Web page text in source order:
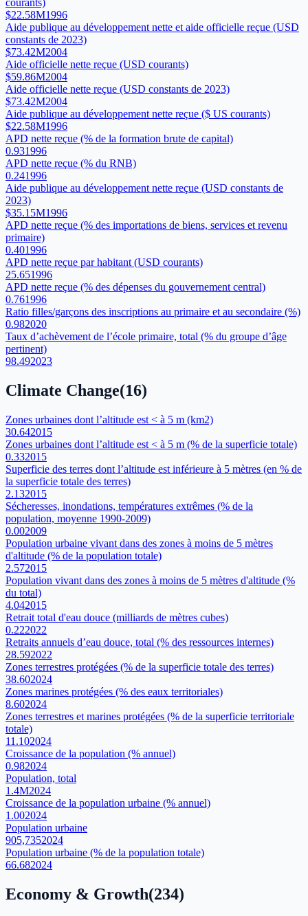
courants)
$22.58M1996
Aide publique au développement nette et aide officielle reçue (USD
constants de 2023)
$73.42M2004
Aide officielle nette reçue (USD courants)
$59.86M2004
Aide officielle nette reçue (USD constants de 2023)
$73.42M2004
Aide publique au développement nette reçue ($ US courants)
$22.58M1996
APD nette reçue (% de la formation brute de capital)
0.931996
APD nette reçue (% du RNB)
0.241996
Aide publique au développement nette reçue (USD constants de
2023)
$35.15M1996
APD nette reçue (% des importations de biens, services et revenu
primaire)
0.401996
APD nette reçue par habitant (USD courants)
25.651996
APD nette reçue (% des dépenses du gouvernement central)
0.761996
Ratio filles/garçons des inscriptions au primaire et au secondaire (%)
0.982020
Taux d’achèvement de l’école primaire, total (% du groupe d’âge
pertinent)
98.492023
Climate Change(16)
Zones urbaines dont l’altitude est < à 5 m (km2)
30.642015
Zones urbaines dont l’altitude est < à 5 m (% de la superficie totale)
0.332015
Superficie des terres dont l’altitude est inférieure à 5 mètres (en % de
la superficie totale des terres)
2.132015
Sécheresses, inondations, températures extrêmes (% de la
population, moyenne 1990-2009)
0.002009
Population urbaine vivant dans des zones à moins de 5 mètres
d'altitude (% de la population totale)
2.572015
Population vivant dans des zones à moins de 5 mètres d'altitude (%
du total)
4.042015
Retrait total d'eau douce (milliards de mètres cubes)
0.222022
Retraits annuels d’eau douce, total (% des ressources internes)
28.592022
Zones terrestres protégées (% de la superficie totale des terres)
38.602024
Zones marines protégées (% des eaux territoriales)
8.602024
Zones terrestres et marines protégées (% de la superficie territoriale
totale)
11.102024
Croissance de la population (% annuel)
0.982024
Population, total
1.4M2024
Croissance de la population urbaine (% annuel)
1.002024
Population urbaine
905,7352024
Population urbaine (% de la population totale)
66.682024
Economy & Growth(234)